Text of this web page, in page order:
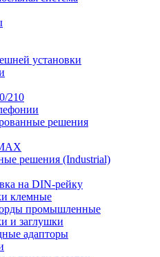
установки
210
решения
решения (Industrial)
на DIN-рейку
клемные
промышленные
и заглушки
адапторы